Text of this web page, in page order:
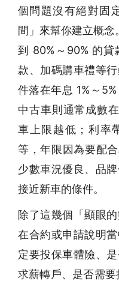
個問題沒有絕對固
間」來幫你建立概
到 80%～90% 的貸
款、加碼購車禮等
件落在年息 1%～
中古車則通常成數
車上限越低；利率
等，年限因為要配
少數車況優良、品
接近新車的條件。
除了這幾個「顯眼
在合約或申請說明
定要投保車體險、
求薪轉戶、是否需